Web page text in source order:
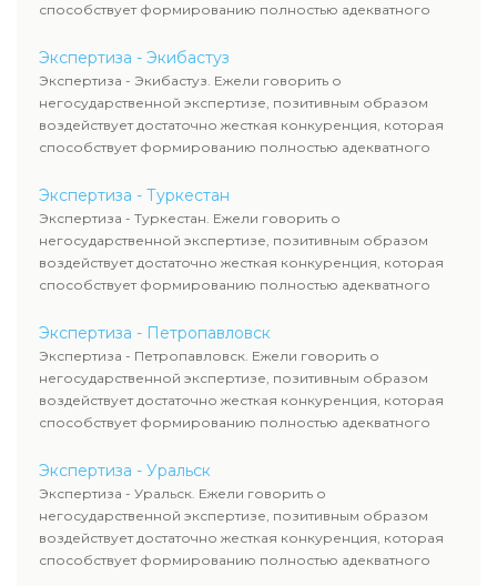
способствует формированию полностью адекватного
Экспертиза - Экибастуз
Экспертиза - Экибастуз. Ежели говорить о
негосударственной экспертизе, позитивным образом
воздействует достаточно жесткая конкуренция, которая
способствует формированию полностью адекватного
Экспертиза - Туркестан
Экспертиза - Туркестан. Ежели говорить о
негосударственной экспертизе, позитивным образом
воздействует достаточно жесткая конкуренция, которая
способствует формированию полностью адекватного
Экспертиза - Петропавловск
Экспертиза - Петропавловск. Ежели говорить о
негосударственной экспертизе, позитивным образом
воздействует достаточно жесткая конкуренция, которая
способствует формированию полностью адекватного
Экспертиза - Уральск
Экспертиза - Уральск. Ежели говорить о
негосударственной экспертизе, позитивным образом
воздействует достаточно жесткая конкуренция, которая
способствует формированию полностью адекватного